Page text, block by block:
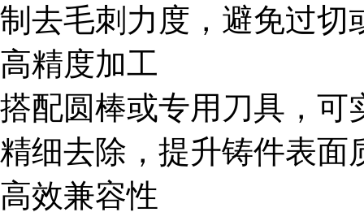
制去毛刺力度，避免过切
高精度加工
搭配圆棒或专用刀具，可
精细去除，提升铸件表面
高效兼容性